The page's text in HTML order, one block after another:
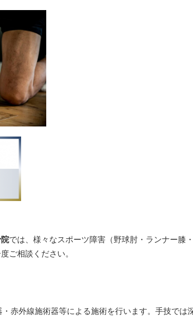
では、様々なスポーツ障害（野球肘・ランナー膝
ご相談ください。
赤外線施術器等による施術を行います。手技では